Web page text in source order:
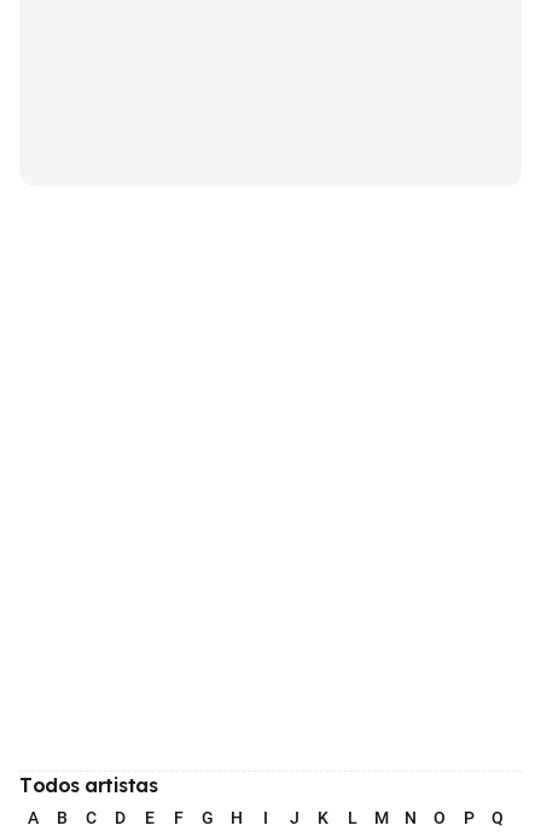
Todos artistas
A B C D E F G H I J K L M N O P Q